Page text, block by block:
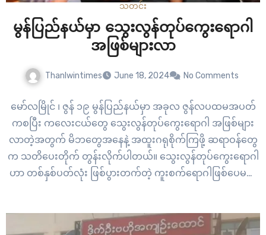
သတင်း
မွန်ပြည်နယ်မှာ သွေးလွန်တုပ်ကွေးရောဂါ
အဖြစ်များလာ
Thanlwintimes June 18, 2024 No Comments
မော်လမြိုင် ၊ ဇွန် ၁၉ မွန်ပြည်နယ်မှာ အခုလ ဇွန်လပထမအပတ်
ကစပြီး ကလေးငယ်တွေ သွေးလွန်တုပ်ကွေးရောဂါ အဖြစ်များ
လာတဲ့အတွက် မိဘတွေအနေနဲ့ အထူးဂရုစိုက်ကြဖို့ ဆရာဝန်တွေ
က သတိပေးတိုက် တွန်းလိုက်ပါတယ်။ သွေးလွန်တုပ်ကွေးရောဂါ
ဟာ တစ်နှစ်ပတ်လုံး ဖြစ်ပွားတက်တဲ့ ကူးစက်ရောဂါဖြစ်ပေမယ့်
သွေးလွန်တုပ်ကွေးရောဂါ ဖြစ်ပွားမှုအရ ကလေးငယ်တွေမှာ